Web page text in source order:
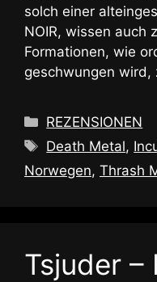
solch einer
NOIR, wissen auch
Formationen, wie
geschwungen wird,
Kategorien
REZENSIONEN
Schlagwörter
Death Metal,
Norwegen, Thrash
Tsjuder –